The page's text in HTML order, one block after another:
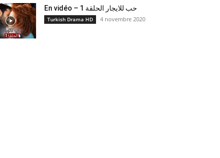
En vidéo – حب للايجار الحلقة 1
Turkish Drama HD 4 novembre 2020